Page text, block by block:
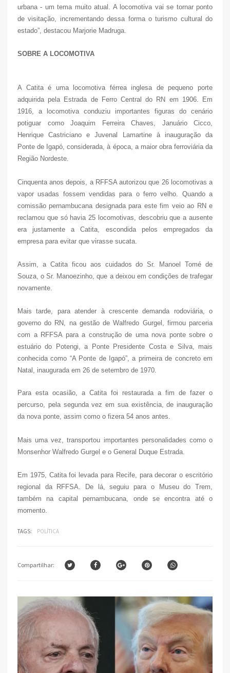
urbana - um tema muito atual. A locomotiva vai se tornar ponto
de visitação, incrementando dessa forma o turismo cultural do
estado”, destacou Marjorie Madruga.
SOBRE A LOCOMOTIVA
A Catita é uma locomotiva férrea inglesa de pequeno porte
adquirida pela Estrada de Ferro Central do RN em 1906. Em
1916, a locomotiva conduziu importantes figuras do cenário
potiguar como Joaquim Ferreira Chaves, Januário Cicco,
Henrique Castriciano e Juvenal Lamartine à inauguração da
Ponte de Igapó, considerada, à época, a maior obra ferroviária da
Região Nordeste.
Cinquenta anos depois, a RFFSA autorizou que 26 locomotivas a
vapor usadas fossem vendidas para o ferro velho. Quando a
comissão pernambucana designada para este fim veio ao RN e
reclamou que só havia 25 locomotivas, descobriu que a ausente
era justamente a Catita, escondida pelos empregados da
empresa para evitar que virasse sucata.
Assim, a Catita ficou aos cuidados do Sr. Manoel Tomé de
Souza, o Sr. Manoezinho, que a deixou em condições de trafegar
novamente.
Mais tarde, para atender à crescente demanda rodoviária, o
governo do RN, na gestão de Walfredo Gurgel, firmou parceria
com a RFFSA para a construção de uma nova ponte sobre o
estuário do Potengi, a Ponte Presidente Costa e Silva, mais
conhecida como “A Ponte de Igapó”, a primeira de concreto em
Natal, inaugurada em 26 de setembro de 1970.
Para esta ocasião, a Catita foi restaurada a fim de fazer o
percurso, pela segunda vez em sua existência, de inauguração
da nova ponte, assim como o fizera 54 anos antes.
Mais uma vez, transportou importantes personalidades como o
Monsenhor Walfredo Gurgel e o General Duque Estrada.
Em 1975, Catita foi levada para Recife, para decorar o escritório
regional da RFFSA. De lá, seguiu para o Museu do Trem,
também na capital pernambucana, onde se encontra até o
momento.
TAGS: POLÍTICA
Compartilhar: